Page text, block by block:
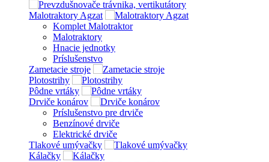
Malotraktory Agzat
Komplet Malotraktor
Malotraktory
Hnacie jednotky
Príslušenstvo
Zametacie stroje
Plotostrihy
Pôdne vrtáky
Drviče konárov
Príslušenstvo pre drviče
Benzínové drviče
Elektrické drviče
Tlakové umývačky
Kálačky